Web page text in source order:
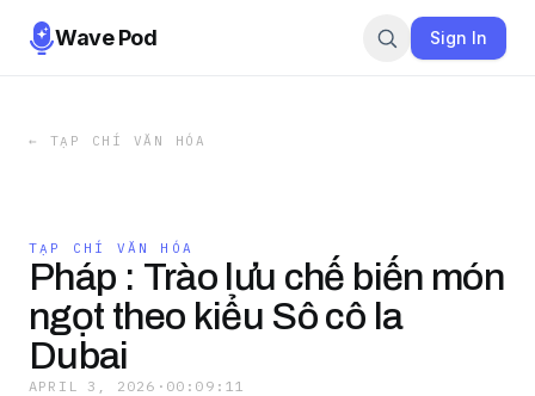
Wave Pod Sign In
← TẠP CHÍ VĂN HÓA
TẠP CHÍ VĂN HÓA
Pháp : Trào lưu chế biến món
ngọt theo kiểu Sô cô la
Dubai
APRIL 3, 2026 · 00:09:11